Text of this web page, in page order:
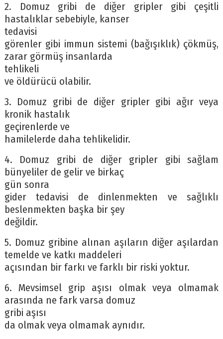
2. Domuz gribi de diğer gripler gibi çeşitli
hastalıklar sebebiyle, kanser
tedavisi
görenler gibi immun sistemi (bağışıklık) çökmüş,
zarar görmüş insanlarda
tehlikeli
ve öldürücü olabilir.
3. Domuz gribi de diğer gripler gibi ağır veya
kronik hastalık
geçirenlerde ve
hamilelerde daha tehlikelidir.
4. Domuz gribi de diğer gripler gibi sağlam
bünyeliler de gelir ve birkaç
gün sonra
gider tedavisi de dinlenmekten ve sağlıklı
beslenmekten başka bir şey
değildir.
5. Domuz gribine alınan aşıların diğer aşılardan
temelde ve katkı maddeleri
açısından bir farkı ve farklı bir riski yoktur.
6. Mevsimsel grip aşısı olmak veya olmamak
arasında ne fark varsa domuz
gribi aşısı
da olmak veya olmamak aynıdır.